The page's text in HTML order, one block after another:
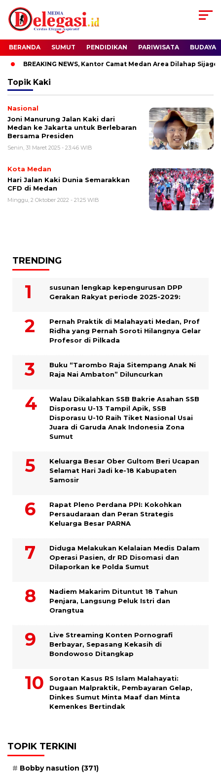
BERANDA SUMUT PENDIDIKAN PARIWISATA BUDAYA
BREAKING NEWS, Kantor Camat Medan Area Dilahap Sijago
Topik Kaki
Nasional
Joni Manurung Jalan Kaki dari
Medan ke Jakarta untuk Berlebaran
Bersama Presiden
Senin, 31 Maret 2025 - 23:46 WIB
Kota Medan
Hari Jalan Kaki Dunia Semarakkan
CFD di Medan
Minggu, 2 Oktober 2022 - 21:25 WIB
TRENDING
susunan lengkap kepengurusan DPP
Gerakan Rakyat periode 2025-2029:
Pernah Praktik di Malahayati Medan, Prof
Ridha yang Pernah Soroti Hilangnya Gelar
Profesor di Pilkada
Buku “Tarombo Raja Sitempang Anak Ni
Raja Nai Ambaton” Diluncurkan
Walau Dikalahkan SSB Bakrie Asahan SSB
Disporasu U-13 Tampil Apik, SSB
Disporasu U-10 Raih Tiket Nasional Usai
Juara di Garuda Anak Indonesia Zona
Sumut
Keluarga Besar Ober Gultom Beri Ucapan
Selamat Hari Jadi ke-18 Kabupaten
Samosir
Rapat Pleno Perdana PPI: Kokohkan
Persaudaraan dan Peran Strategis
Keluarga Besar PARNA
Diduga Melakukan Kelalaian Medis Dalam
Operasi Pasien, dr RD Disomasi dan
Dilaporkan ke Polda Sumut
​Nadiem Makarim Dituntut 18 Tahun
Penjara, Langsung Peluk Istri dan
Orangtua
Live Streaming Konten Pornografi
Berbayar, Sepasang Kekasih di
Bondowoso Ditangkap
Sorotan Kasus RS Islam Malahayati:
Dugaan Malpraktik, Pembayaran Gelap,
Dinkes Sumut Minta Maaf dan Minta
Kemenkes Bertindak
TOPIK TERKINI
Bobby nasution (371)